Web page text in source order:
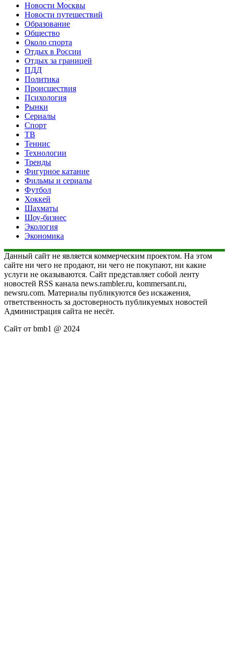
Новости Москвы
Новости путешествий
Образование
Общество
Около спорта
Отдых в России
Отдых за границей
ПДД
Политика
Происшествия
Психология
Рынки
Сериалы
Спорт
ТВ
Теннис
Технологии
Тренды
Фигурное катание
Фильмы и сериалы
Футбол
Хоккей
Шахматы
Шоу-бизнес
Экология
Экономика
Данный сайт не является коммерческим проектом. На этом
сайте ни чего не продают, ни чего не покупают, ни какие
услуги не оказываются. Сайт представляет собой ленту
новостей RSS канала news.rambler.ru, kommersant.ru,
newsru.com. Материалы публикуются без искажения,
ответственность за достоверность публикуемых новостей
Администрация сайта не несёт.
Сайт от bmb1 @ 2024